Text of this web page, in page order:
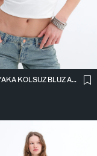
DEGAJE YAKA KOLSUZ BLUZ A0980